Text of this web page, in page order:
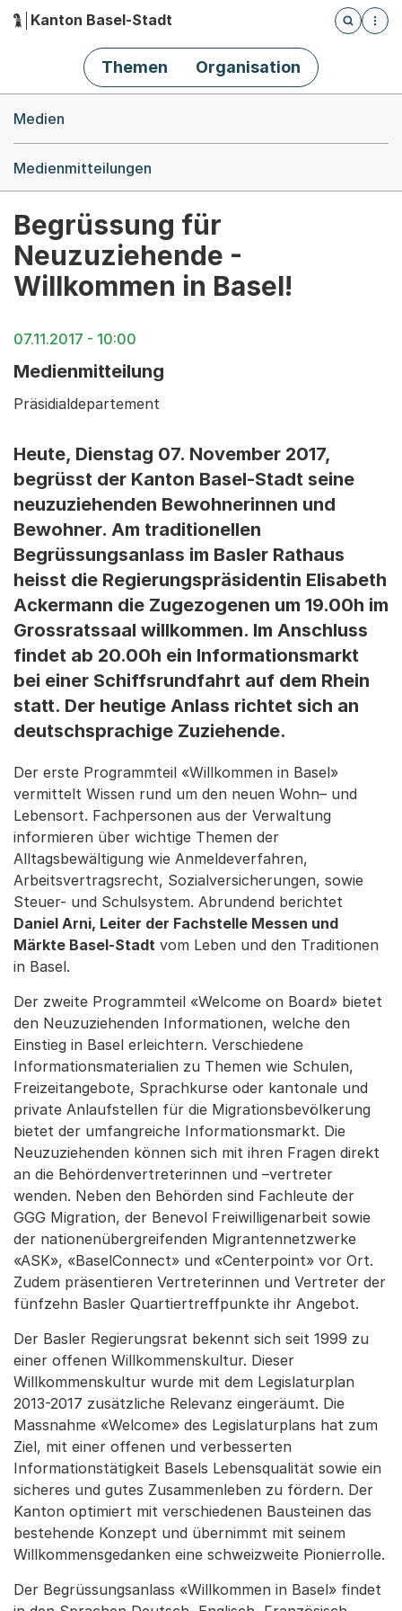
Hauptnavigation
Kanton Basel-Stadt
Öffnet
Themen Organisation
Medien
Medienmitteilungen
Begrüssung für
Neuzuziehende -
Willkommen in Basel!
07.11.2017 - 10:00
Medienmitteilung
Präsidialdepartement
Heute, Dienstag 07. November 2017,
begrüsst der Kanton Basel-Stadt seine
neuzuziehenden Bewohnerinnen und
Bewohner. Am traditionellen
Begrüssungsanlass im Basler Rathaus
heisst die Regierungspräsidentin Elisabeth
Ackermann die Zugezogenen um 19.00h im
Grossratssaal willkommen. Im Anschluss
findet ab 20.00h ein Informationsmarkt
bei einer Schiffsrundfahrt auf dem Rhein
statt. Der heutige Anlass richtet sich an
deutschsprachige Zuziehende.
Der erste Programmteil «Willkommen in Basel»
vermittelt Wissen rund um den neuen Wohn– und
Lebensort. Fachpersonen aus der Verwaltung
informieren über wichtige Themen der
Alltagsbewältigung wie Anmeldeverfahren,
Arbeitsvertragsrecht, Sozialversicherungen, sowie
Steuer- und Schulsystem. Abrundend berichtet
Daniel Arni, Leiter der Fachstelle Messen und
Märkte Basel-Stadt vom Leben und den Traditionen
in Basel.
Der zweite Programmteil «Welcome on Board» bietet
den Neuzuziehenden Informationen, welche den
Einstieg in Basel erleichtern. Verschiedene
Informationsmaterialien zu Themen wie Schulen,
Freizeitangebote, Sprachkurse oder kantonale und
private Anlaufstellen für die Migrationsbevölkerung
bietet der umfangreiche Informationsmarkt. Die
Neuzuziehenden können sich mit ihren Fragen direkt
an die Behördenvertreterinnen und –vertreter
wenden. Neben den Behörden sind Fachleute der
GGG Migration, der Benevol Freiwilligenarbeit sowie
der nationenübergreifenden Migrantennetzwerke
«ASK», «BaselConnect» und «Centerpoint» vor Ort.
Zudem präsentieren Vertreterinnen und Vertreter der
fünfzehn Basler Quartiertreffpunkte ihr Angebot.
Der Basler Regierungsrat bekennt sich seit 1999 zu
einer offenen Willkommenskultur. Dieser
Willkommenskultur wurde mit dem Legislaturplan
2013-2017 zusätzliche Relevanz eingeräumt. Die
Massnahme «Welcome» des Legislaturplans hat zum
Ziel, mit einer offenen und verbesserten
Informationstätigkeit Basels Lebensqualität sowie ein
sicheres und gutes Zusammenleben zu fördern. Der
Kanton optimiert mit verschiedenen Bausteinen das
bestehende Konzept und übernimmt mit seinem
Willkommensgedanken eine schweizweite Pionierrolle.
Der Begrüssungsanlass «Willkommen in Basel» findet